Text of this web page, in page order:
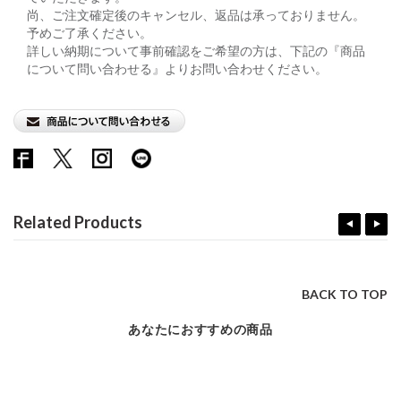
尚、ご注文確定後のキャンセル、返品は承っておりません。
予めご了承ください。
詳しい納期について事前確認をご希望の方は、下記の『商品
について問い合わせる』よりお問い合わせください。
Related Products
BACK TO TOP
あなたにおすすめの商品